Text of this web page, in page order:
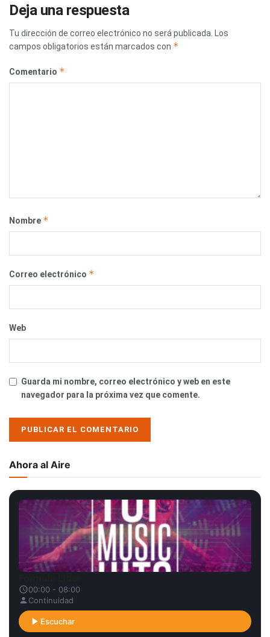
Deja una respuesta
Tu dirección de correo electrónico no será publicada.
Los
campos obligatorios están marcados con *
Comentario *
Nombre *
Correo electrónico *
Web
Guarda mi nombre, correo electrónico y web en este
navegador para la próxima vez que comente.
Ahora al Aire
00:00 - 08:00
Continuidad
Escuchar